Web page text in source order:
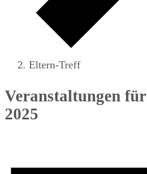
Eltern-Treff
Veranstaltungen
2025